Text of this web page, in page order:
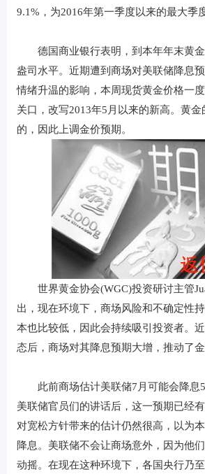
9.1%，为2016年第一季度以来的最大季
德国商业银行表明，到本年年末黄金
盎司水平。近期遭到商场对美联储降息
情绪升温的影响，本周现货黄金价格一
关口，改写2013年5月以来的新高。黄
的，因此上调金价预期。
世界黄金协会(WGC)投资研讨主管
出，现在环境下，商场风险和不确定性
本也比较低，因此会持续吸引投资者。
态后，商场对其降息预期大增，推动了金
此前商场估计美联储7月可能会降息
美联储官员们的讲话后，这一预期已经
对宽松方针带来的估计仍然很高，以为
降息。美联储不会让商场意外，因为他
动摇。在现在这种环境下，各国央行乃